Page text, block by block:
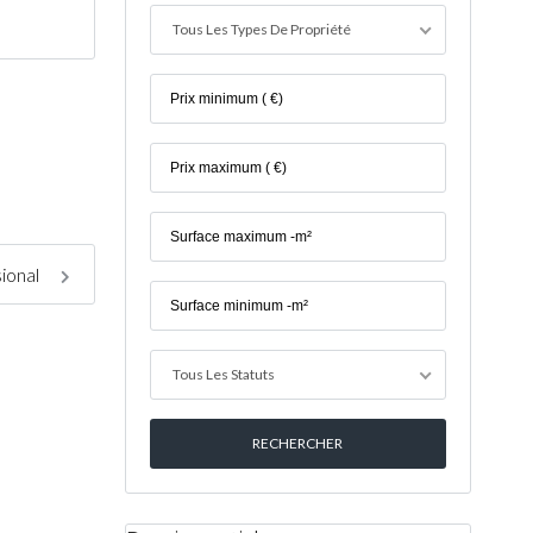
Tous Les Types De Propriété
Tous Les Statuts